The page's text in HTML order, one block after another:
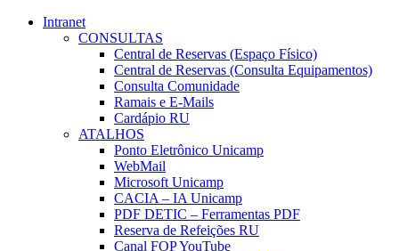
Intranet
CONSULTAS
Central de Reservas (Espaço Físico)
Central de Reservas (Consulta Equipamentos)
Consulta Comunidade
Ramais e E-Mails
Cardápio RU
ATALHOS
Ponto Eletrônico Unicamp
WebMail
Microsoft Unicamp
CACIA – IA Unicamp
PDF DETIC – Ferramentas PDF
Reserva de Refeições RU
Canal FOP YouTube